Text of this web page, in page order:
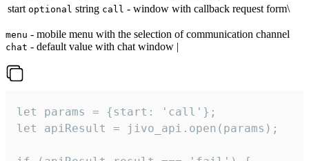
start optional string call - window with callback request form\
menu - mobile menu with the selection of communication channel
chat - default value with chat window |
let params = {start: 'call'};
let apiResult = jivo_api.open(params);